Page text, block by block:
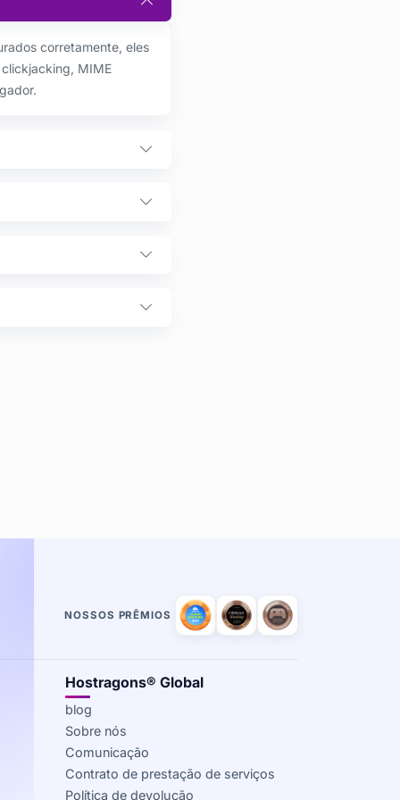
corretamente, eles
MIME
NOSSOS PRÊMIOS
Hostragons® Global
blog
Sobre nós
Comunicação
Contrato de prestação de serviços
Política de devolução